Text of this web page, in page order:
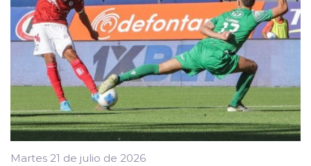
Martes 21 de julio de 2026